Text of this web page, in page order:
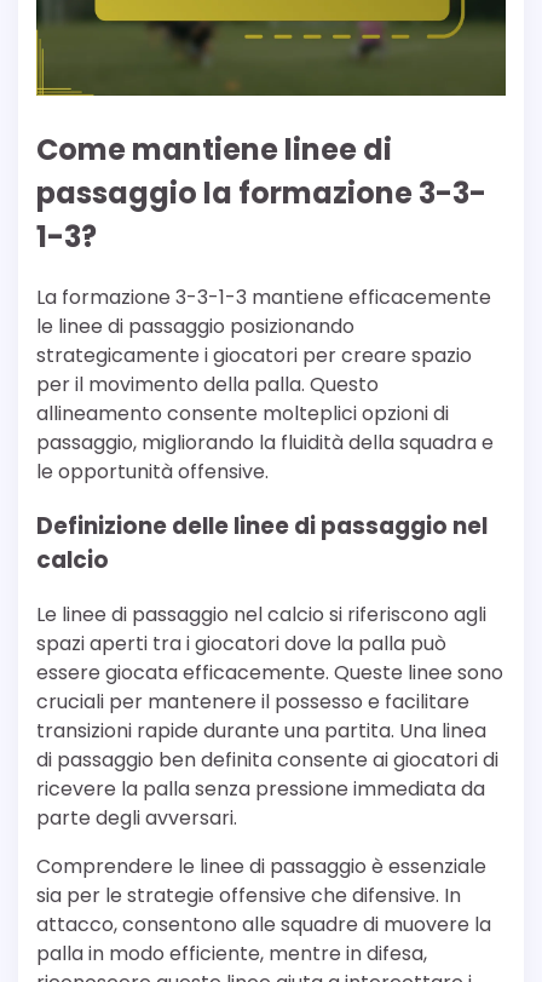
Come mantiene linee di
passaggio la formazione 3-3-
1-3?
La formazione 3-3-1-3 mantiene efficacemente
le linee di passaggio posizionando
strategicamente i giocatori per creare spazio
per il movimento della palla. Questo
allineamento consente molteplici opzioni di
passaggio, migliorando la fluidità della squadra e
le opportunità offensive.
Definizione delle linee di passaggio nel
calcio
Le linee di passaggio nel calcio si riferiscono agli
spazi aperti tra i giocatori dove la palla può
essere giocata efficacemente. Queste linee sono
cruciali per mantenere il possesso e facilitare
transizioni rapide durante una partita. Una linea
di passaggio ben definita consente ai giocatori di
ricevere la palla senza pressione immediata da
parte degli avversari.
Comprendere le linee di passaggio è essenziale
sia per le strategie offensive che difensive. In
attacco, consentono alle squadre di muovere la
palla in modo efficiente, mentre in difesa,